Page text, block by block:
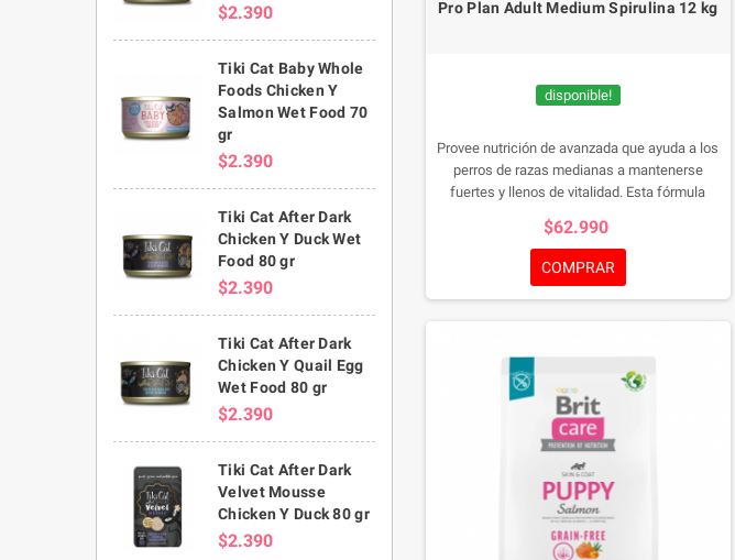
$2.390
Tiki Cat Baby Whole
Foods Chicken Y
Salmon Wet Food 70
gr
$2.390
Tiki Cat After Dark
Chicken Y Duck Wet
Food 80 gr
$2.390
Tiki Cat After Dark
Chicken Y Quail Egg
Wet Food 80 gr
$2.390
Tiki Cat After Dark
Velvet Mousse
Chicken Y Duck 80 gr
$2.390
Pro Plan Adult Medium Spirulina 12 kg
disponible!
Provee nutrición de avanzada que ayuda a los
perros de razas medianas a mantenerse
fuertes y llenos de vitalidad. Esta fórmula
contenido rico en proteínas (26%) y grasas
carne fresca de pollo, que ayuda a los perros a
mantener la masa corporal magra y músculos
$62.990
COMPRAR